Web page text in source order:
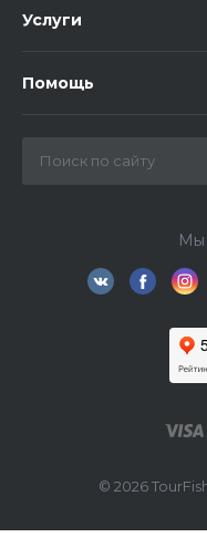
Услуги
Помощь
Мы
© 2026